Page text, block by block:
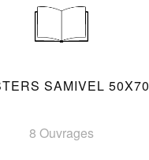
SAMIVEL 50X70
8 Ouvrages